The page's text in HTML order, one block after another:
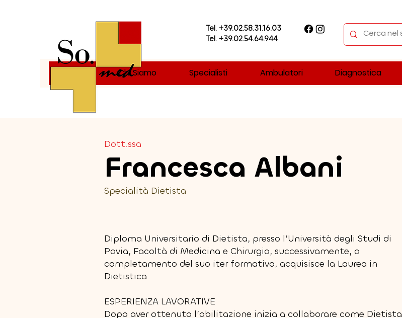
Tel. +39.02.58.31.16.03
Tel. +39.02.54.64.944
Chi Siamo Specialisti Ambulatori Diagnostica
Dott.ssa
Francesca Albani
Specialità Dietista
Diploma Universitario di Dietista, presso l’Università degli Studi di
Pavia, Facoltà di Medicina e Chirurgia, successivamente, a
completamento del suo iter formativo, acquisisce la Laurea in
Dietistica.
ESPERIENZA LAVORATIVE
Dopo aver ottenuto l’abilitazione inizia a collaborare come Dietista